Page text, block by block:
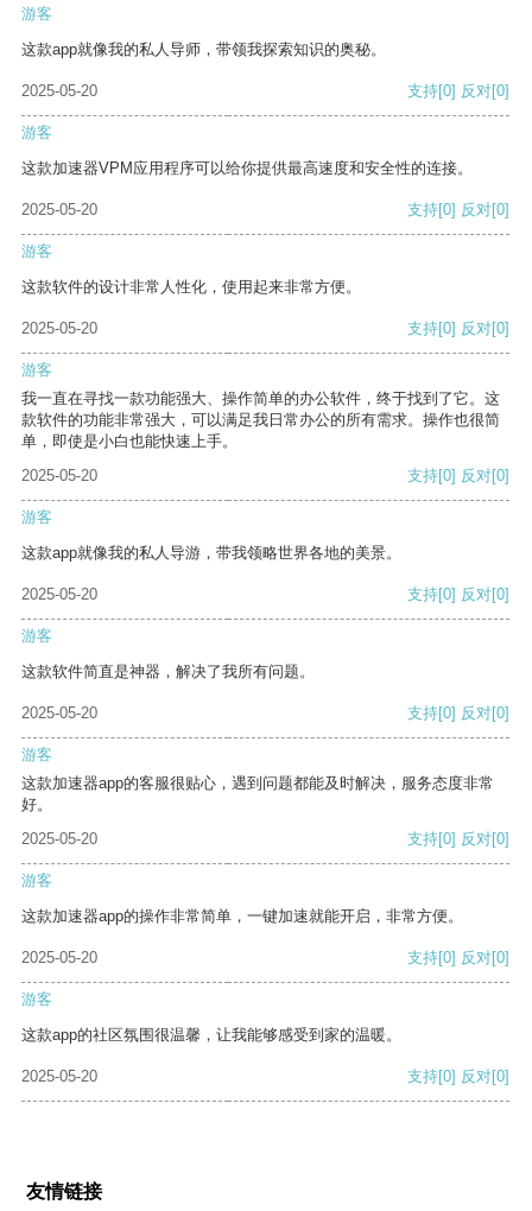
游客
这款app就像我的私人导师，带领我探索知识的奥秘。
2025-05-20 支持[0] 反对[0]
游客
这款加速器VPM应用程序可以给你提供最高速度和安全性的连接。
2025-05-20 支持[0] 反对[0]
游客
这款软件的设计非常人性化，使用起来非常方便。
2025-05-20 支持[0] 反对[0]
游客
我一直在寻找一款功能强大、操作简单的办公软件，终于找到了它。这
款软件的功能非常强大，可以满足我日常办公的所有需求。操作也很简
单，即使是小白也能快速上手。
2025-05-20
支持[0] 反对[0]
游客
这款app就像我的私人导游，带我领略世界各地的美景。
2025-05-20 支持[0] 反对[0]
游客
这款软件简直是神器，解决了我所有问题。
2025-05-20 支持[0] 反对[0]
游客
这款加速器app的客服很贴心，遇到问题都能及时解决，服务态度非常
好。
2025-05-20
支持[0] 反对[0]
游客
这款加速器app的操作非常简单，一键加速就能开启，非常方便。
2025-05-20 支持[0] 反对[0]
游客
这款app的社区氛围很温馨，让我能够感受到家的温暖。
2025-05-20 支持[0] 反对[0]
友情链接